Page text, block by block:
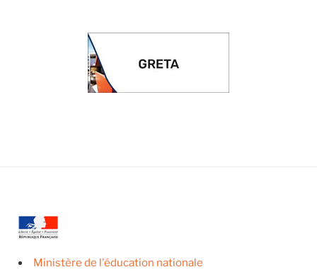
Ministère de l'éducation nationale